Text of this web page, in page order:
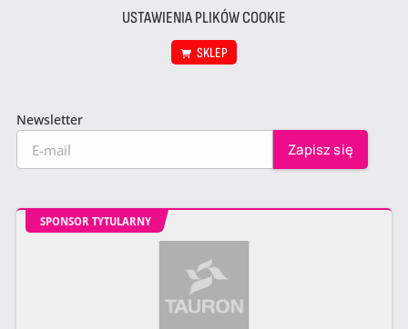
USTAWIENIA PLIKÓW COOKIE
SKLEP
Newsletter
SPONSOR TYTULARNY